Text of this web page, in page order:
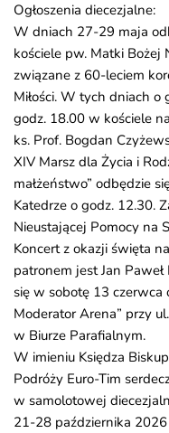
Ogłoszenia diecezjalne:
W dniach 27-29 maja
kościele pw. Matki Bożej
związane z 60-leciem
Miłości. W tych dniach o
godz. 18.00 w kościele
ks. Prof. Bogdan
XIV Marsz dla Życia i
małżeństwo” odbędzie
Katedrze o godz. 12.30.
Nieustającej Pomocy na
Koncert z okazji święta
patronem jest Jan Paweł
się w sobotę 13 czerwca
Moderator Arena” przy
w Biurze Parafialnym.
W imieniu Księdza
Podróży Euro-Tim
w samolotowej
21-28 października 2026